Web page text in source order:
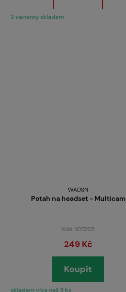
2 varianty skladem
WADSN
Potah na headset - Multicam
Kód: 107265
249 Kč
Koupit
skladem více než 5 ks